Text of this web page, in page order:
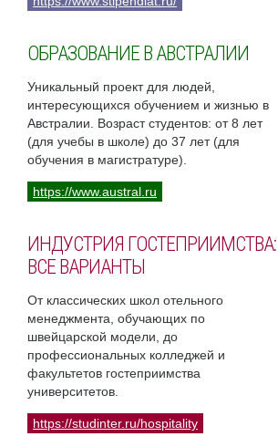
ОБРАЗОВАНИЕ В АВСТРАЛИИ
Уникальный проект для людей,
интересующихся обучением и жизнью в
Австралии. Возраст студентов: от 8 лет
(для учебы в школе) до 37 лет (для
обучения в магистратуре).
https://www.austral.ru
ИНДУСТРИЯ ГОСТЕПРИИМСТВА:
ВСЕ ВАРИАНТЫ
От классических школ отельного
менеджмента, обучающих по
швейцарской модели, до
профессиональных колледжей и
факультетов гостеприимства
университетов.
https://studinter.ru/hospitality